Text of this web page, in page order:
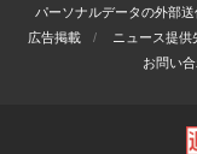
パーソナルデータの外部
広告掲載
ニュース提供
お問い